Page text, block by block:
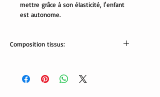
mettre grâce à son élasticité, l'enfant
est autonome.
Composition tissus:
minky pilou: 100% polyester